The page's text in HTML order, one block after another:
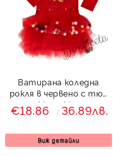
Ватирана коледна
рокля в червено с тюл
с Мини Маус
€18.86 36.89лв.
Виж детайли